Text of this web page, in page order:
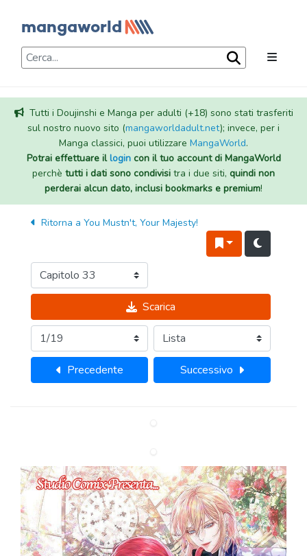
Tutti i Doujinshi e Manga per adulti (+18) sono stati trasferiti
sul nostro nuovo sito (mangaworldadult.net); invece, per i
Manga classici, puoi utilizzare MangaWorld.
Potrai effettuare illogincon il tuo account di MangaWorld
perchè tutti i dati sono condivisi tra i due siti, quindi non
perderai alcun dato, inclusi bookmarks e premium!
Ritorna a You Mustn't, Your Majesty!
Scarica
Precedente Successivo